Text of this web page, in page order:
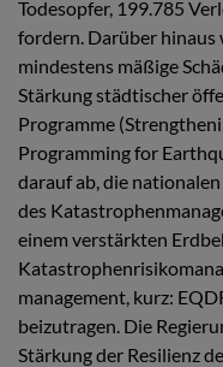
Todesopfer, 199.785
fordern. Darüber hinaus
mindestens mäßige
Stärkung städtischer
Programme
Programming for
darauf ab, die
des
einem verstärkten
management, kurz:
beizutragen. Die
Stärkung der Resilienz